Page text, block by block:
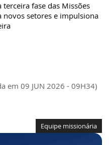
terceira fase das Missões
novos setores e impulsiona
em 09 JUN 2026 - 09H34)
Equipe missionária